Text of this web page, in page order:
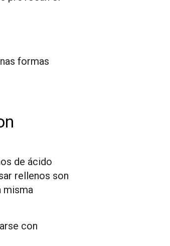
formas
de ácido
rellenos son
misma
con